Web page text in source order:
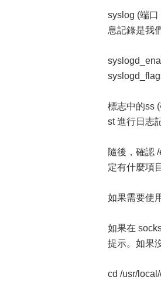
syslog (端
息記錄是我
標志中的ss
st 進行日志
隨後，確認
定有什麼項
如果需要使
如果在
提示。如果
cd /usr/local/